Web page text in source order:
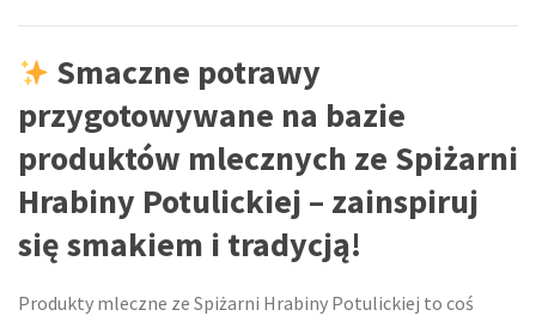
Smaczne potrawy
przygotowywane na bazie
produktów mlecznych ze Spiżarni
Hrabiny Potulickiej – zainspiruj
się smakiem i tradycją!
Produkty mleczne ze Spiżarni Hrabiny Potulickiej to coś